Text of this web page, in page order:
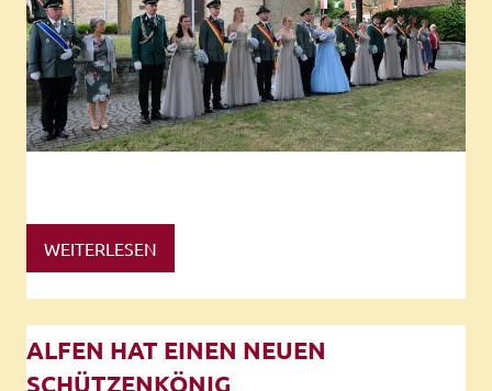
WEITERLESEN
ALFEN HAT EINEN NEUEN
SCHÜTZENKÖNIG